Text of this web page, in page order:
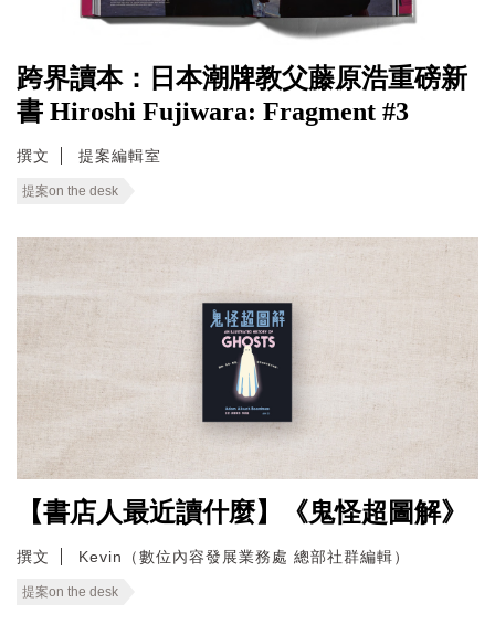
跨界讀本：日本潮牌教父藤原浩重磅新
書 Hiroshi Fujiwara: Fragment #3
撰文 提案編輯室
提案on the desk
【書店人最近讀什麼】《鬼怪超圖解》
撰文 Kevin（數位內容發展業務處 總部社群編輯）
提案on the desk